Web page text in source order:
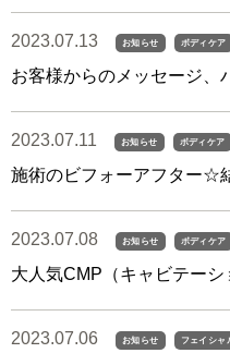
2023.07.13 お知らせ ボディケア
お客様からのメッセージ、
2023.07.11 お知らせ ボディケア
施術のビフォーアフター☆
2023.07.08 お知らせ ボディケア
大人気CMP（キャビテーシ
2023.07.06 お知らせ フェイシャ